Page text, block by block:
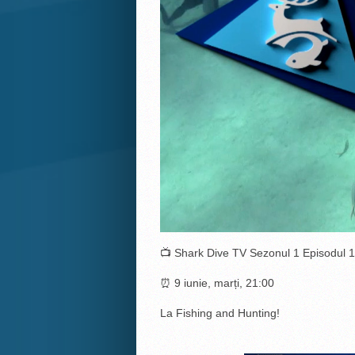
📺 Shark Dive TV Sezonul 1 Episodul 1
⏰ 9 iunie, marți, 21:00
La Fishing and Hunting!